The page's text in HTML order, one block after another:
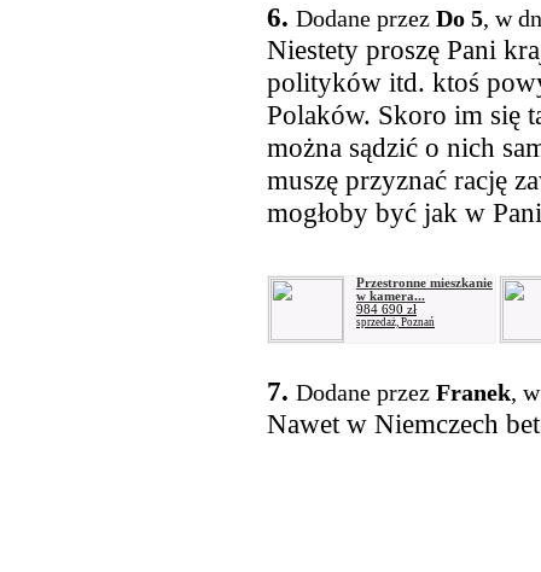
6. Dodane przez Do 5, w
Niestety proszę Pani
polityków itd. ktoś
Polaków. Skoro im się
można sądzić o nich
muszę przyznać rację
mogłoby być jak w
Przestronne mieszkanie
w kamera...
984 690 zł
sprzedaż, Poznań
7. Dodane przez Franek,
Nawet w Niemczech